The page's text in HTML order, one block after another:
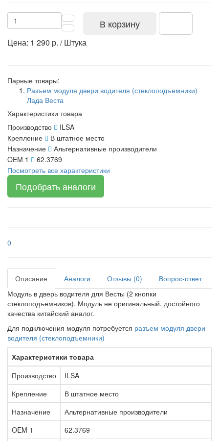
В корзину
Цена: 1 290 р. / Штука
Парные товары:
Разъем модуля двери водителя (стеклоподъемники)
Лада Веста
Характеристики товара
Производство
ILSA
Крепление
В штатное место
Назначение
Альтернативные производители
OEM 1
62.3769
Посмотреть все характеристики
Подобрать аналоги
0
Описание Аналоги Отзывы (0)
Вопрос-ответ
Модуль в дверь водителя для Весты (2 кнопки
стеклоподъемников). Модуль не оригинальный, достойного
качества китайский аналог.
Для подключения модуля потребуется разъем модуля двери
водителя (стеклоподъемники)
Характеристики товара
Производство
ILSA
Крепление
В штатное место
Назначение
Альтернативные производители
OEM 1
62.3769